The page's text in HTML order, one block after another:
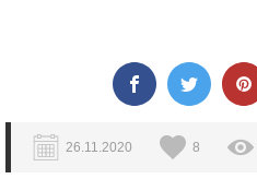
26.11.2020 8